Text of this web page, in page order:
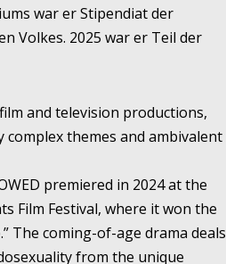
war er Stipendiat der
Volkes. 2025 war er Teil der
and television productions,
themes and ambivalent
premiered in 2024 at the
Film Festival, where it won the
The coming-of-age drama deals
from the unique